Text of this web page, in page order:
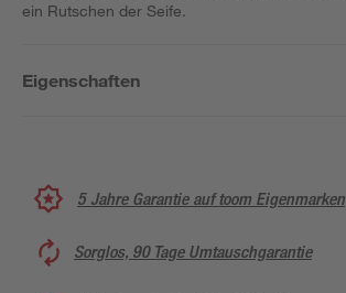
ein Rutschen der Seife.
Eigenschaften
5 Jahre Garantie auf toom Eigenmarken
Sorglos, 90 Tage Umtauschgarantie